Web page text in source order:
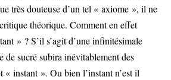
très douteuse d’un tel « axiome », il ne
théorique. Comment en effet
» ? S’il s’agit d’une infinitésimale
de sucré subira inévitablement des
« instant ». Ou bien l’instant n’est il